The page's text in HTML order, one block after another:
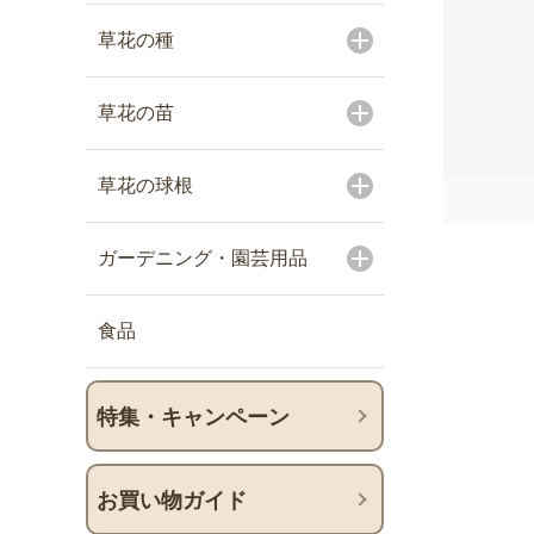
草花の種
草花の苗
草花の球根
ガーデニング・園芸用品
食品
特集・キャンペーン
お買い物ガイド